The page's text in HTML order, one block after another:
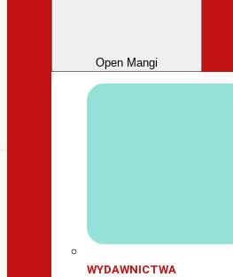
Open Mangi
WYDAWNICTWA